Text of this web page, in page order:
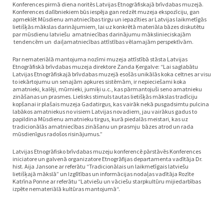
Konferences pirmā diena noritēs Latvijas Etnogrāfiskajā brīvdabas muzejā.
Konferences dalībniekiem būs iespēja gan redzēt muzeja ekspozīciju, gan
apmeklēt Mūsdienu amatniecības tirgu un iepazīties ar Latvijas laikmetīgās
lietišķās mākslas darinājumiem, lai uz konkrētā materiāla bāzes diskutētu
par mūsdienu latviešu amatniecības darinājumu mākslinieciskajām
tendencēm un daiļamatniecības attīstības vēlamajām perspektīvām.
Par nemateriālā mantojuma nozīmi muzeja attīstībā stāsta Latvijas
Etnogrāfiskā brīvdabas muzeja direktore Zanda Ķergalve: “Lai saglabātu
Latvijas Etnogrāfiskajā brīvdabas muzejā esošās unikālās koka celtnes ar visu
to iekārtojumu un senajām apkures sistēmām, ir nepieciešami koka
amatnieki, kalēji, mūrnieki, jumiķi u.c., kas pārmantojuši seno amatnieku
zināšanas un prasmes. Lielisks stimuls tautas lietišķās mākslas tradīciju
kopšanai ir plašais muzeja Gadatirgus, kas vairāk nekā pusgadsimtu pulcina
labākos amatniekus no visiem Latvijas novadiem, jau vairākus gadus to
papildina Mūsdienu amatnieku tirgus, kurā piedalās meistari, kas uz
tradicionālās amatniecības zināšanu un prasmju bāzes atrod un rada
mūsdienīgus radošos risinājumus.”
Latvijas Etnogrāfisko brīvdabas muzeju konferencē pārstāvēs Konferences
iniciatore un galvenā organizatore Etnogrāfijas departamenta vadītāja Dr.
hist. Aija Jansone ar referātu “Tradicionālais un laikmetīgais latviešu
lietišķajā mākslā” un Izglītības un informācijas nodaļas vadītāja Rozīte
Katrīna Ponne ar referātu “Latviešu un vāciešu starpkultūru mijiedarbības
izpēte nemateriālā kultūras mantojumā“.